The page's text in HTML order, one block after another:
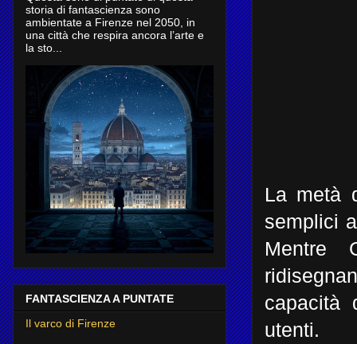
La metà
semplici
Mentre
capacità
utenti.
storia di fantascienza sono
ambientate a Firenze nel 2050, in
una città che respira ancora l’arte e
la sto...
FANTASCIENZA A PUNTATE
Il varco di Firenze